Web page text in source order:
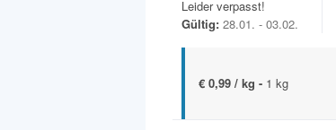
Leider verpasst!
Gültig: 28.01. - 03.02.
€ 0,99 / kg - 1 kg